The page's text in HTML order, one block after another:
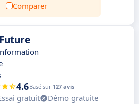
Comparer
4.6Basé sur 127 avis
gratuit
Démo gratuite